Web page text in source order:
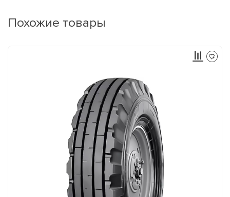
Похожие товары